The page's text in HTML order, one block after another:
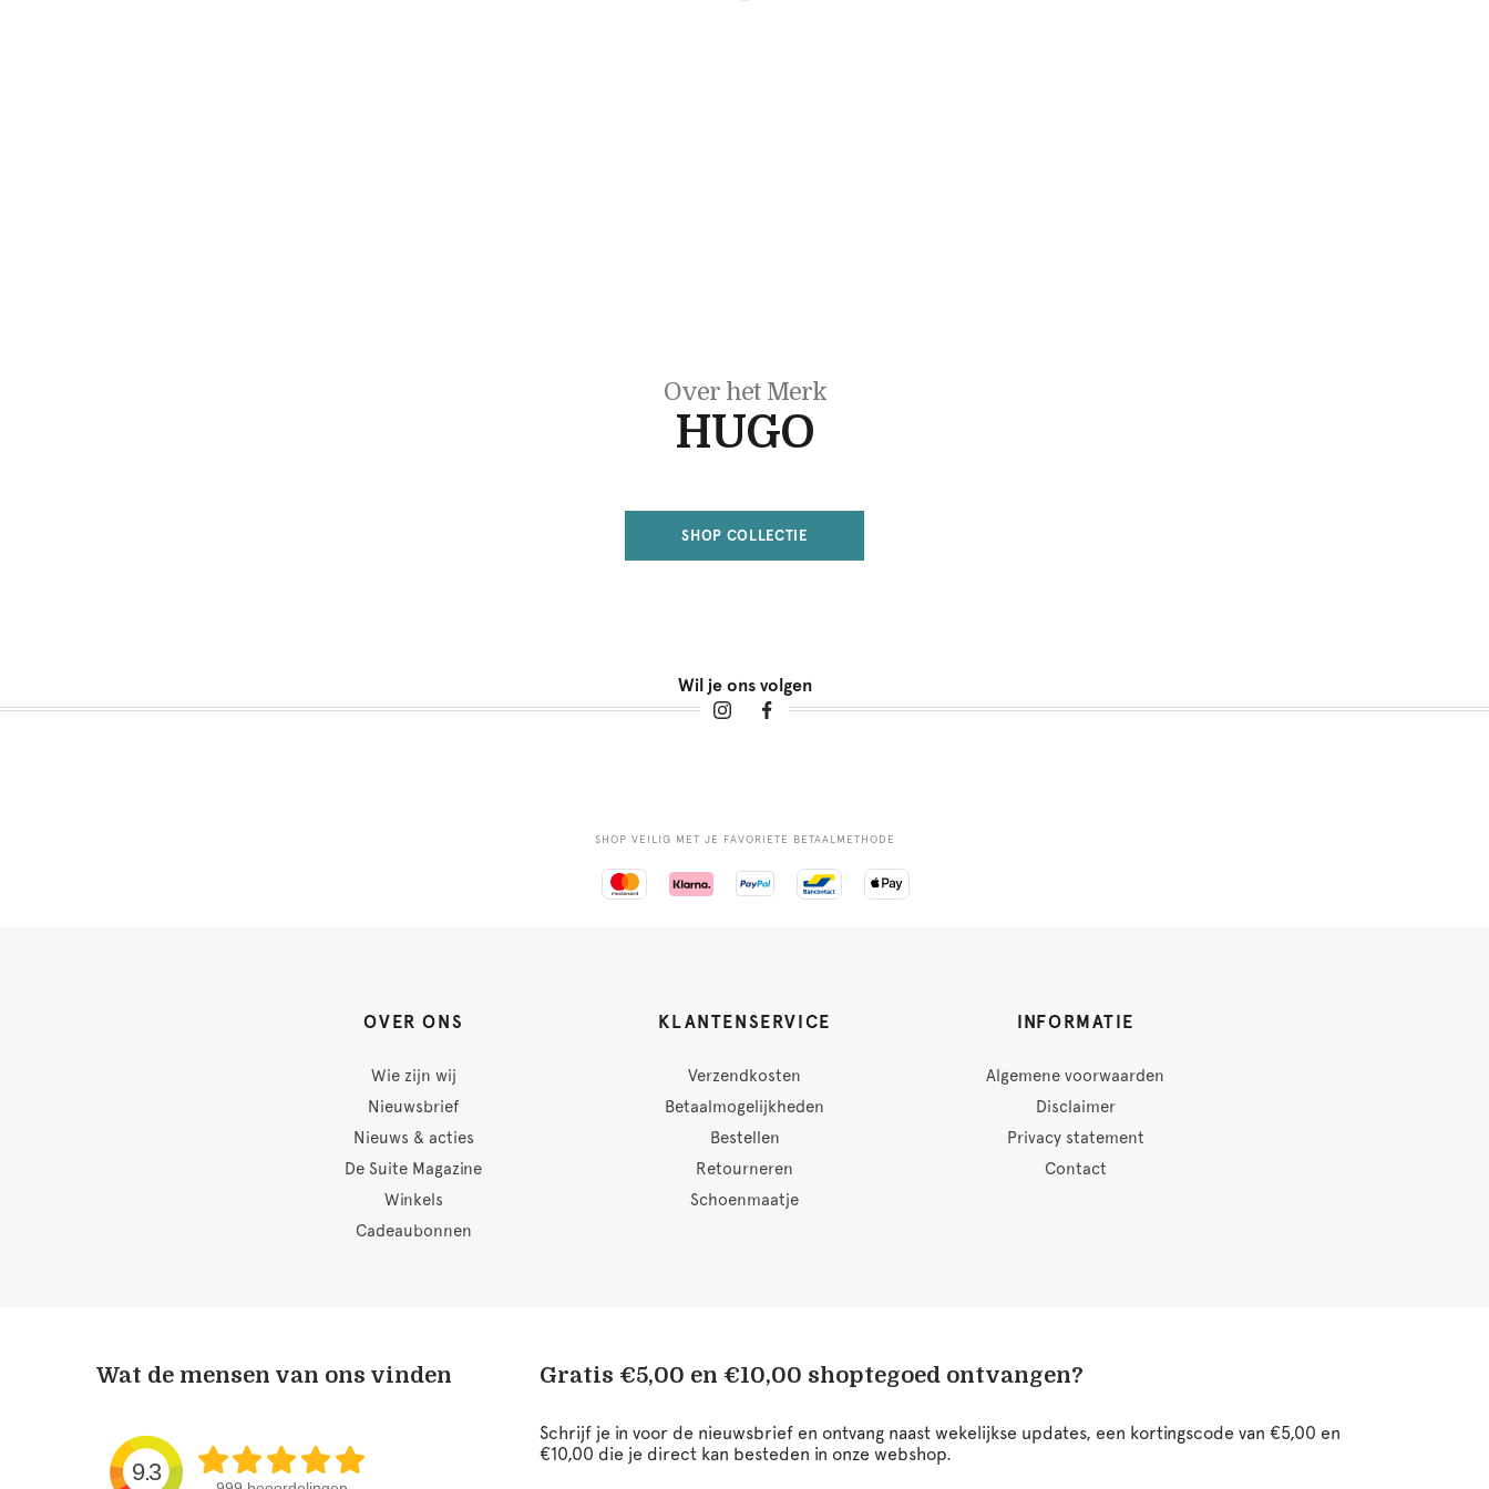
Over het Merk
HUGO
SHOP COLLECTIE
Wil je ons volgen
SHOP VEILIG MET JE FAVORIETE BETAALMETHODE
OVER ONS
Wie zijn wij
Nieuwsbrief
Nieuws & acties
De Suite Magazine
Winkels
Cadeaubonnen
KLANTENSERVICE
Verzendkosten
Betaalmogelijkheden
Bestellen
Retourneren
Schoenmaatje
INFORMATIE
Algemene voorwaarden
Disclaimer
Privacy statement
Contact
Wat de mensen van ons vinden
9.3
Gratis €5,00 en €10,00 shoptegoed ontvangen?
Schrijf je in voor de nieuwsbrief en ontvang naast wekelijkse updates, een kortingscode van €5,00 en
€10,00 die je direct kan besteden in onze webshop.